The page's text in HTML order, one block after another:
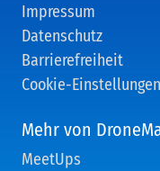
Impressum
Datenschutz
Barrierefreiheit
Cookie-Einstellungen
Mehr von
MeetUps